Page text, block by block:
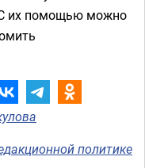
их помощью можно
политике